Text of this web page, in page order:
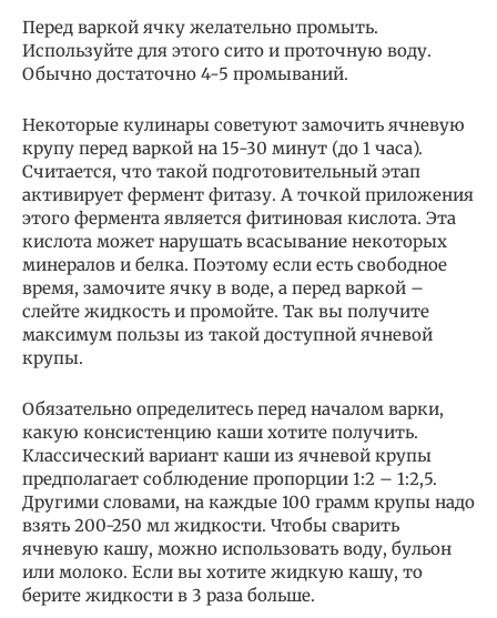
Перед варкой ячку желательно промыть.
Используйте для этого сито и проточную воду.
Обычно достаточно 4-5 промываний.
Некоторые кулинары советуют замочить ячневую
крупу перед варкой на 15-30 минут (до 1 часа).
Считается, что такой подготовительный этап
активирует фермент фитазу. А точкой приложения
этого фермента является фитиновая кислота. Эта
кислота может нарушать всасывание некоторых
минералов и белка. Поэтому если есть свободное
время, замочите ячку в воде, а перед варкой –
слейте жидкость и промойте. Так вы получите
максимум пользы из такой доступной ячневой
крупы.
Обязательно определитесь перед началом варки,
какую консистенцию каши хотите получить.
Классический вариант каши из ячневой крупы
предполагает соблюдение пропорции 1:2 – 1:2,5.
Другими словами, на каждые 100 грамм крупы надо
взять 200-250 мл жидкости. Чтобы сварить
ячневую кашу, можно использовать воду, бульон
или молоко. Если вы хотите жидкую кашу, то
берите жидкости в 3 раза больше.